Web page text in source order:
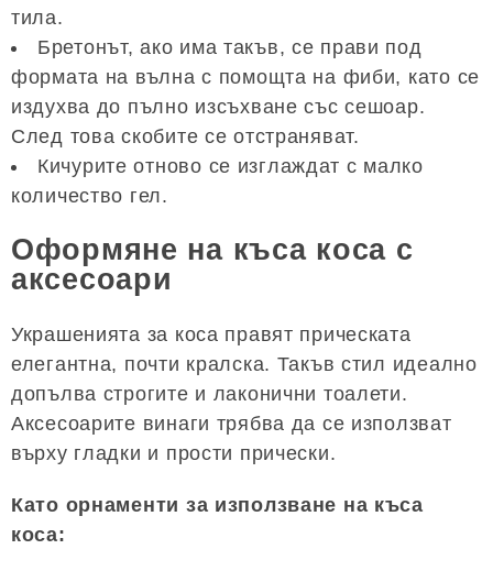
тила.
Бретонът, ако има такъв, се прави под
формата на вълна с помощта на фиби, като се
издухва до пълно изсъхване със сешоар.
След това скобите се отстраняват.
Кичурите отново се изглаждат с малко
количество гел.
Оформяне на къса коса с
аксесоари
Украшенията за коса правят прическата
елегантна, почти кралска. Такъв стил идеално
допълва строгите и лаконични тоалети.
Аксесоарите винаги трябва да се използват
върху гладки и прости прически.
Като орнаменти за използване на къса
коса: